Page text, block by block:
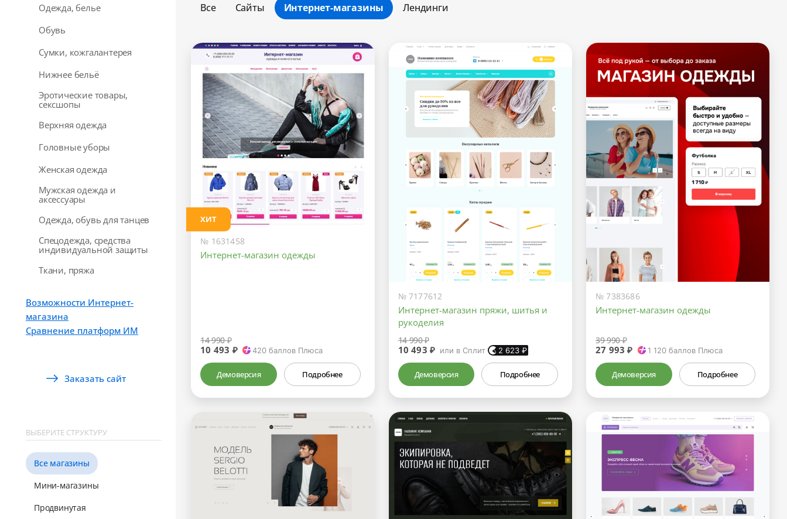
Одежда, белье
Обувь
Сумки, кожгалантерея
Нижнее бельё
Эротические товары,
сексшопы
Верхняя одежда
Головные уборы
Женская одежда
Мужская одежда и
аксессуары
Одежда, обувь для танцев
Спецодежда, средства
индивидуальной защиты
Ткани, пряжа
Возможности Интернет-
магазина
Сравнение платформ ИМ
Заказать сайт
ВЫБЕРИТЕ СТРУКТУРУ
Все магазины
Мини-магазины
Продвинутая
Все Сайты
Оптимальный
Максимальный
Интернет-магазины Лендинги
ХИТ
№ 1631458
Интернет-магазин одежды
14 990 ₽
10 493 ₽ 420баллов Плюса
Демоверсия Подробнее
№ 7177612
Интернет-магазин пряжи, шитья и
рукоделия
14 990 ₽
10 493 ₽ или в Сплит 2 623 ₽
Демоверсия Подробнее
№ 7383686
Интернет-магазин одежды
39 990 ₽
27 993 ₽ 1 120баллов Плюса
Демоверсия Подробнее